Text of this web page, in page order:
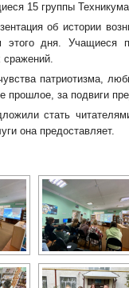
15 группы
об истории
дня. Учащиеся
патриотизма,
прошлое, за подвиги
стать
она предоставляет.